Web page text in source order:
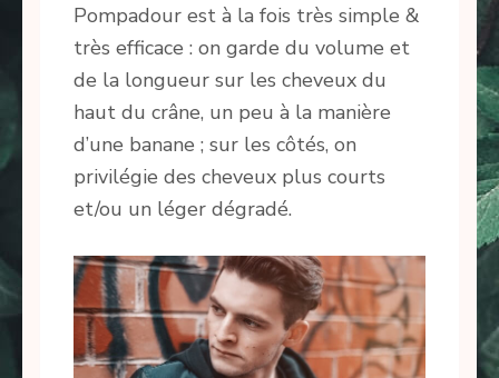
Pompadour est à la fois très simple &
très efficace : on garde du volume et
de la longueur sur les cheveux du
haut du crâne, un peu à la manière
d’une banane ; sur les côtés, on
privilégie des cheveux plus courts
et/ou un léger dégradé.